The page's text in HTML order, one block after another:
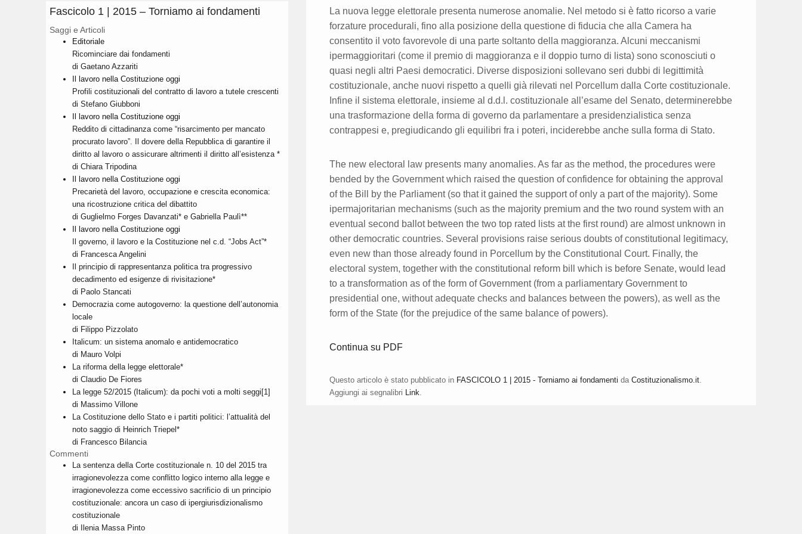
La nuova legge elettorale presenta numerose anomalie. Nel metodo si è fatto ricorso a varie
forzature procedurali, fino alla posizione della questione di fiducia che alla Camera ha
consentito il voto favorevole di una parte soltanto della maggioranza. Alcuni meccanismi
ipermaggioritari (come il premio di maggioranza e il doppio turno di lista) sono sconosciuti o
quasi negli altri Paesi democratici. Diverse disposizioni sollevano seri dubbi di legittimità
costituzionale, anche nuovi rispetto a quelli già rilevati nel Porcellum dalla Corte costituzionale.
Infine il sistema elettorale, insieme al d.d.l. costituzionale all’esame del Senato, determinerebbe
una trasformazione della forma di governo da parlamentare a presidenzialistica senza
contrappesi e, pregiudicando gli equilibri fra i poteri, inciderebbe anche sulla forma di Stato.
The new electoral law presents many anomalies. As far as the method, the procedures were
bended by the Government which raised the question of confidence for obtaining the approval
of the Bill by the Parliament (so that it gained the support of only a part of the majority). Some
ipermajoritarian mechanisms (such as the majority premium and the two round system with an
eventual second ballot between the two top rated lists at the first round) are almost unknown in
other democratic countries. Several provisions raise serious doubts of constitutional legitimacy,
even new than those already found in Porcellum by the Constitutional Court. Finally, the
electoral system, together with the constitutional reform bill which is before Senate, would lead
to a transformation as of the form of Government (from a parliamentary Government to
presidential one, without adequate checks and balances between the powers), as well as the
form of the State (for the prejudice of the same balance of powers).
Continua su PDF
Questo articolo è stato pubblicato in FASCICOLO 1 | 2015 - Torniamo ai fondamenti da Costituzionalismo.it
Aggiungi ai segnalibri
Link
Fascicolo 1 | 2015 – Torniamo ai fondamenti
Saggi e Articoli
Editoriale
Ricominciare dai fondamenti
di Gaetano Azzariti
Il lavoro nella Costituzione oggi
Profili costituzionali del contratto di lavoro a tutele crescenti
di Stefano Giubboni
Il lavoro nella Costituzione oggi
Reddito di cittadinanza come “risarcimento per mancato
procurato lavoro”. Il dovere della Repubblica di garantire il
diritto al lavoro o assicurare altrimenti il diritto all’esistenza *
di Chiara Tripodina
Il lavoro nella Costituzione oggi
Precarietà del lavoro, occupazione e crescita economica:
una ricostruzione critica del dibattito
di Guglielmo Forges Davanzati* e Gabriella Paulì**
Il lavoro nella Costituzione oggi
Il governo, il lavoro e la Costituzione nel c.d. “Jobs Act”*
di Francesca Angelini
Il principio di rappresentanza politica tra progressivo
decadimento ed esigenze di rivisitazione*
di Paolo Stancati
Democrazia come autogoverno: la questione dell’autonomia
locale
di Filippo Pizzolato
Italicum: un sistema anomalo e antidemocratico
di Mauro Volpi
La riforma della legge elettorale*
di Claudio De Fiores
La legge 52/2015 (Italicum): da pochi voti a molti seggi[1]
di Massimo Villone
La Costituzione dello Stato e i partiti politici: l’attualità del
noto saggio di Heinrich Triepel*
di Francesco Bilancia
Commenti
La sentenza della Corte costituzionale n. 10 del 2015 tra
irragionevolezza come conflitto logico interno alla legge e
irragionevolezza come eccessivo sacrificio di un principio
costituzionale: ancora un caso di ipergiurisdizionalismo
costituzionale
di Ilenia Massa Pinto